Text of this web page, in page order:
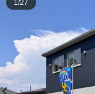
1 /27